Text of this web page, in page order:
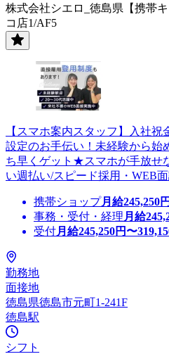
株式会社シエロ_徳島県【携帯
コ店1/AF5
【スマホ案内スタッフ】入社
設定のお手伝い！未経験から
ち早くゲット★スマホが手放せ
い週払い/スピード採用・WEB
携帯ショップ月給245,250
事務・受付・経理 月給
受付月給245,250円〜
勤務地
面接地
徳島県徳島市元町1-241F
徳島駅
シフト